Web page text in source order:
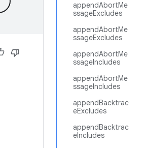
appendAbortMe
ssageExcludes
appendAbortMe
ssageExcludes
appendAbortMe
ssageIncludes
appendAbortMe
ssageIncludes
appendBacktrac
eExcludes
appendBacktrac
eIncludes